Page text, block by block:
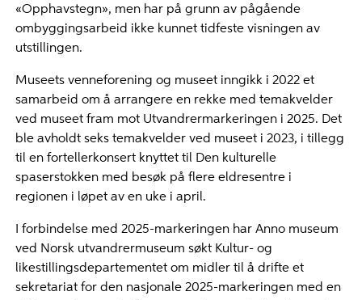
«Opphavstegn», men har på grunn av pågående
ombyggingsarbeid ikke kunnet tidfeste visningen av
utstillingen.
Museets venneforening og museet inngikk i 2022 et
samarbeid om å arrangere en rekke med temakvelder
ved museet fram mot Utvandrermarkeringen i 2025. Det
ble avholdt seks temakvelder ved museet i 2023, i tillegg
til en fortellerkonsert knyttet til Den kulturelle
spaserstokken med besøk på flere eldresentre i
regionen i løpet av en uke i april.
I forbindelse med 2025-markeringen har Anno museum
ved Norsk utvandrermuseum søkt Kultur- og
likestillingsdepartementet om midler til å drifte et
sekretariat for den nasjonale 2025-markeringen med en